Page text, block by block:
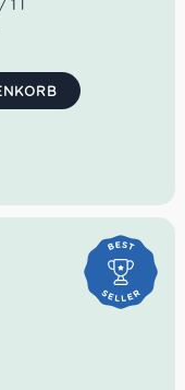
Gewürze, Heu
gereift
1 l